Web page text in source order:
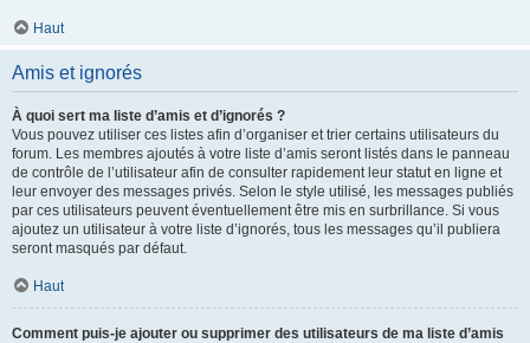
Haut
Amis et ignorés
À quoi sert ma liste d’amis et d’ignorés ?
Vous pouvez utiliser ces listes afin d’organiser et trier certains utilisateurs du
forum. Les membres ajoutés à votre liste d’amis seront listés dans le panneau
de contrôle de l’utilisateur afin de consulter rapidement leur statut en ligne et
leur envoyer des messages privés. Selon le style utilisé, les messages publiés
par ces utilisateurs peuvent éventuellement être mis en surbrillance. Si vous
ajoutez un utilisateur à votre liste d’ignorés, tous les messages qu’il publiera
seront masqués par défaut.
Haut
Comment puis-je ajouter ou supprimer des utilisateurs de ma liste d’amis